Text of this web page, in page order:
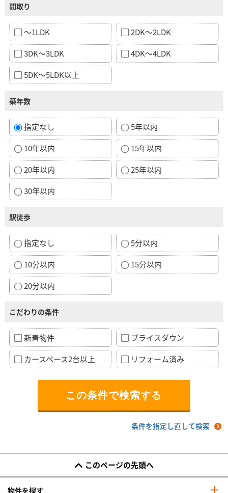
間取り
～1LDK
2DK～2LDK
3DK～3LDK
4DK～4LDK
5DK～5LDK以上
築年数
指定なし
5年以内
10年以内
15年以内
20年以内
25年以内
30年以内
駅徒歩
指定なし
5分以内
10分以内
15分以内
20分以内
こだわりの条件
新着物件
プライスダウン
カースペース2台以上
リフォーム済み
条件を指定し直して検索
このページの先頭へ
物件を探す